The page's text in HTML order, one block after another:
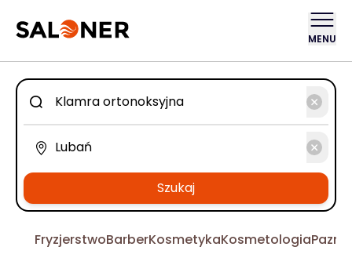
MENU
Szukaj
FryzjerstwoBarberKosmetykaKosmetologia